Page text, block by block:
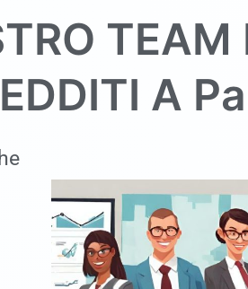
TEAM
A